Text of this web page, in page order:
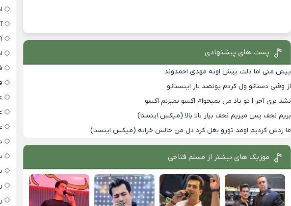
پست های پیشنهادی
پیش منی اما دلت پیش اونه مهدی احمدوند
از وقتی دستاتو ول کردم پونصد بار اینستاتو
نشد بری آخر ا تو یاد من نمیخوام اکسو نمیزنم اکسو
بریم نجف پس میریم نجف بیار بالا بالا (میکس اینستا)
ما ردش کردیم اومد تورو بغل کرد دل من حالش خرابه (میکس اینستا)
موزیک های بیشتر از مسلم فتاحی